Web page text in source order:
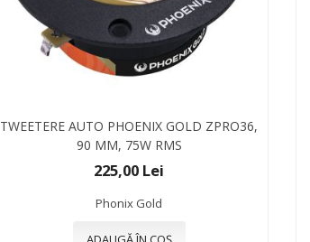
TWEETERE AUTO PHOENIX GOLD ZPRO36,
90 MM, 75W RMS
225,00 Lei
Phonix Gold